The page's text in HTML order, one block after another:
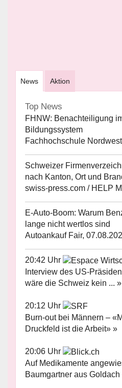
News Aktion
Top News
FHNW: Benachteiligung
Bildungssystem
Fachhochschule
Schweizer
nach Kanton, Ort und
swiss-press.com / HELP
E-Auto-Boom: Warum
lange nicht wertlos sind
Autoankauf Fair,
20:42 Uhr
Interview des US-
wäre die Schweiz kein ... »
20:12 Uhr
Burn-out bei Männern –
Druckfeld ist die Arbeit» »
20:06 Uhr
Auf Medikamente
Baumgartner aus Goldach